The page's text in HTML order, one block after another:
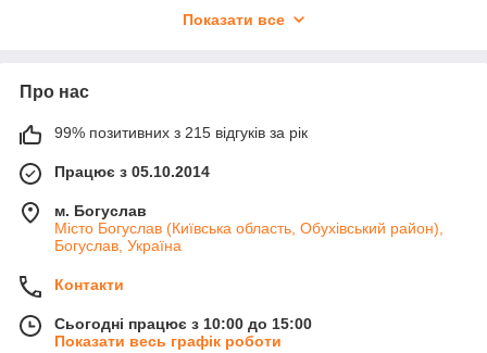
середовище як у житлових, так і в комерційних приміщеннях.
Датчики руху – це електронні пристрої, що реагують на зміну
обстановки в зоні їхньої дії. Основна функція таких датчиків
полягає в тому, щоб виявляти рух і виконувати певні дії,
наприклад, вмикання або вимикання освітлення, активація
системи сигналізації чи інших автоматизованих систем. Ці
пристрої широко використовуються в системах безпеки, на
об’єктах з автоматичним управлінням освітленням, а також у
розумних будинках. Залежно від потреб, датчики руху можуть
бути встановлені як усередині приміщень, так і на вулиці.
Однією з головних переваг використання датчиків руху є їх
здатність значно знижувати споживання електроенергії.
Наприклад, при встановленні датчика руху в під’їзді чи
коридорі, світло вмикатиметься тільки тоді, коли в
Показати все
Про нас
99% позитивних з 215 відгуків за рік
Працює з 05.10.2014
м. Богуслав
Місто Богуслав (Київська область, Обухівський район),
Богуслав, Україна
Контакти
Сьогодні працює з 10:00 до 15:00
Показати весь графік роботи